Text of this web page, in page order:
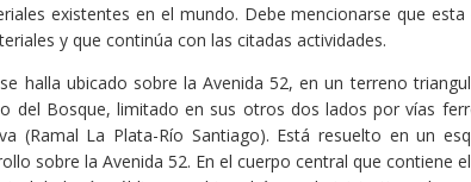
existentes en el mundo. Debe mencionarse que esta
y que continúa con las citadas actividades.
halla ubicado sobre la Avenida 52, en un terreno
del Bosque, limitado en sus otros dos lados por vías
(Ramal La Plata-Río Santiago). Está resuelto en un
sobre la Avenida 52. En el cuerpo central que contiene